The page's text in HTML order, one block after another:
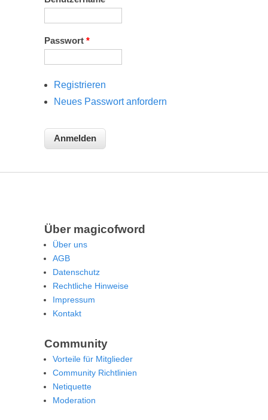
Passwort *
Registrieren
Neues Passwort anfordern
Über magicofword
Über uns
AGB
Datenschutz
Rechtliche Hinweise
Impressum
Kontakt
Community
Vorteile für Mitglieder
Community Richtlinien
Netiquette
Moderation